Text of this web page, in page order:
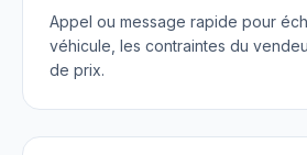
Appel ou message rapide pour
véhicule, les contraintes du
de prix.